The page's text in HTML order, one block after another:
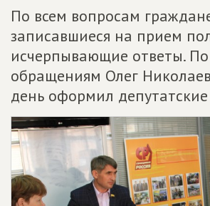
По всем вопросам
записавшиеся на прием
исчерпывающие ответы.
обращениям Олег
день оформил